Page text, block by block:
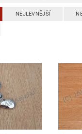
NEJLEVNĚJŠÍ